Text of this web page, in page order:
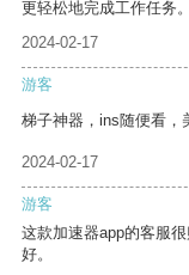
更轻松地完成工作任务。
2024-02-17
游客
梯子神器，ins随便看，
2024-02-17
游客
这款加速器app的客服
好。